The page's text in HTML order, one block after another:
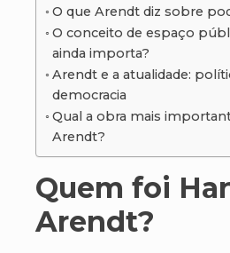
O que Arendt diz sobre
O conceito de espaço
ainda importa?
Arendt e a atualidade:
democracia
Qual a obra mais
Arendt?
Quem foi
Arendt?